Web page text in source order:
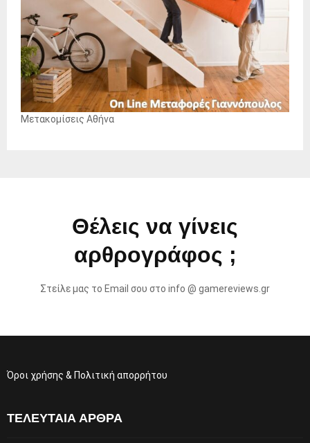
Μετακομίσεις Αθήνα
Θέλεις να γίνεις
αρθρογράφος ;
Στείλε μας το Email σου στο info @ gamereviews.gr
Όροι χρήσης & Πολιτική απορρήτου
ΤΕΛΕΥΤΑΊΑ ΆΡΘΡΑ